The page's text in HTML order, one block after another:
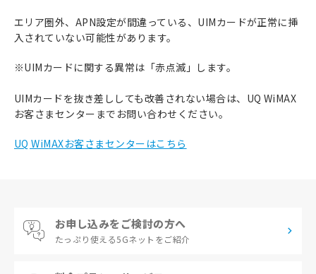
エリア圏外、APN設定が間違っている、UIMカードが正常に挿
入されていない可能性があります。
※UIMカードに関する異常は「赤点滅」します。
UIMカードを抜き差ししても改善されない場合は、UQ WiMAX
お客さまセンターまでお問い合わせください。
UQ WiMAXお客さまセンターはこちら
お申し込みをご検討の方へ
たっぷり使える5Gネットをご紹介